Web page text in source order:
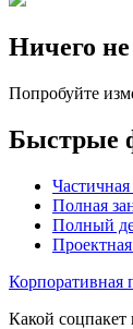
Ничего
Попробуйте
Быстрые
Частичная
Полная
Полный
Проектная
Корпоративная
Какой соцпакет